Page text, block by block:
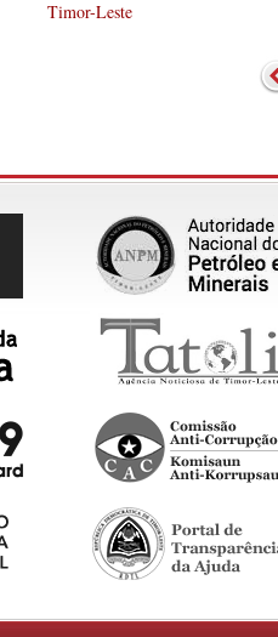
Timor-Leste